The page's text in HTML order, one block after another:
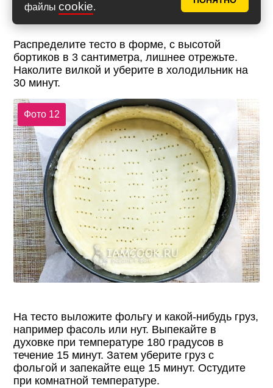
файлы cookie.
Распределите тесто в форме, с высотой
бортиков в 3 сантиметра, лишнее отрежьте.
Наколите вилкой и уберите в холодильник на
30 минут.
Фото 12
На тесто выложите фольгу и какой-нибудь груз,
например фасоль или нут. Выпекайте в
духовке при температуре 180 градусов в
течение 15 минут. Затем уберите груз с
фольгой и запекайте еще 15 минут. Остудите
при комнатной температуре.